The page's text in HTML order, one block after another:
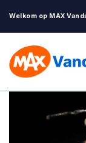
Welkom op MAX